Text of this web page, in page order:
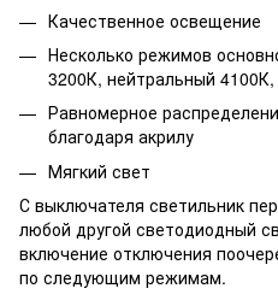
Качественное освещение
Несколько режимов
3200К, нейтральный
Равномерное
благодаря акрилу
Мягкий свет
С выключателя светильник
любой другой светодиодный
включение отключения
по следующим режимам.